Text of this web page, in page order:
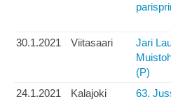
30.1.2021
Viitasaari
Jari
(P)
24.1.2021 Kalajoki
63.